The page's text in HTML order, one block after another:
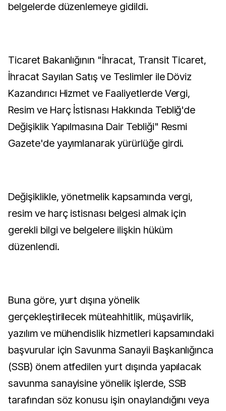
belgelerde düzenlemeye gidildi.
Ticaret Bakanlığının "İhracat, Transit Ticaret,
İhracat Sayılan Satış ve Teslimler ile Döviz
Kazandırıcı Hizmet ve Faaliyetlerde Vergi,
Resim ve Harç İstisnası Hakkında Tebliğ'de
Değişiklik Yapılmasına Dair Tebliği" Resmi
Gazete'de yayımlanarak yürürlüğe girdi.
Değişiklikle, yönetmelik kapsamında vergi,
resim ve harç istisnası belgesi almak için
gerekli bilgi ve belgelere ilişkin hüküm
düzenlendi.
Buna göre, yurt dışına yönelik
gerçekleştirilecek müteahhitlik, müşavirlik,
yazılım ve mühendislik hizmetleri kapsamındaki
başvurular için Savunma Sanayii Başkanlığınca
(SSB) önem atfedilen yurt dışında yapılacak
savunma sanayisine yönelik işlerde, SSB
tarafından söz konusu işin onaylandığını veya